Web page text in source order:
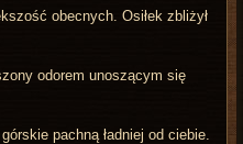
obecnych. Osiłek zbliżył
odorem unoszącym się
pachną ładniej od ciebie.